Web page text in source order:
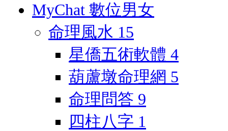
MyChat 數位男女
命理風水 15
星僑五術軟體 4
葫蘆墩命理網 5
命理問答 9
四柱八字 1